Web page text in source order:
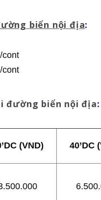
biển nội địa:
cont
cont
đường biển nội địa:
(VND) 40’DC